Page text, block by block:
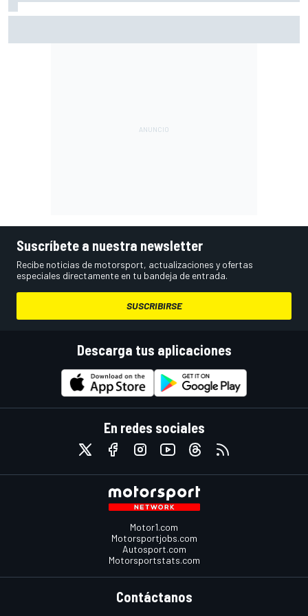
Suscríbete a nuestra newsletter
Recibe noticias de motorsport, actualizaciones y ofertas
especiales directamente en tu bandeja de entrada.
SUSCRIBIRSE
Descarga tus aplicaciones
En redes sociales
Motor1.com
Motorsportjobs.com
Autosport.com
Motorsportstats.com
Contáctanos